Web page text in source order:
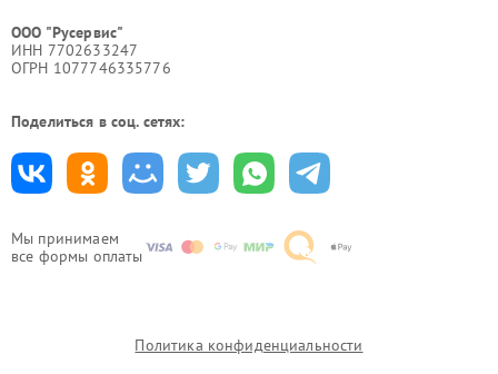
Мы принимаем
все формы оплаты
ООО "Русервис"
ИНН 7702633247
ОГРН 1077746335776
Поделиться в соц. сетях:
Политика конфиденциальности